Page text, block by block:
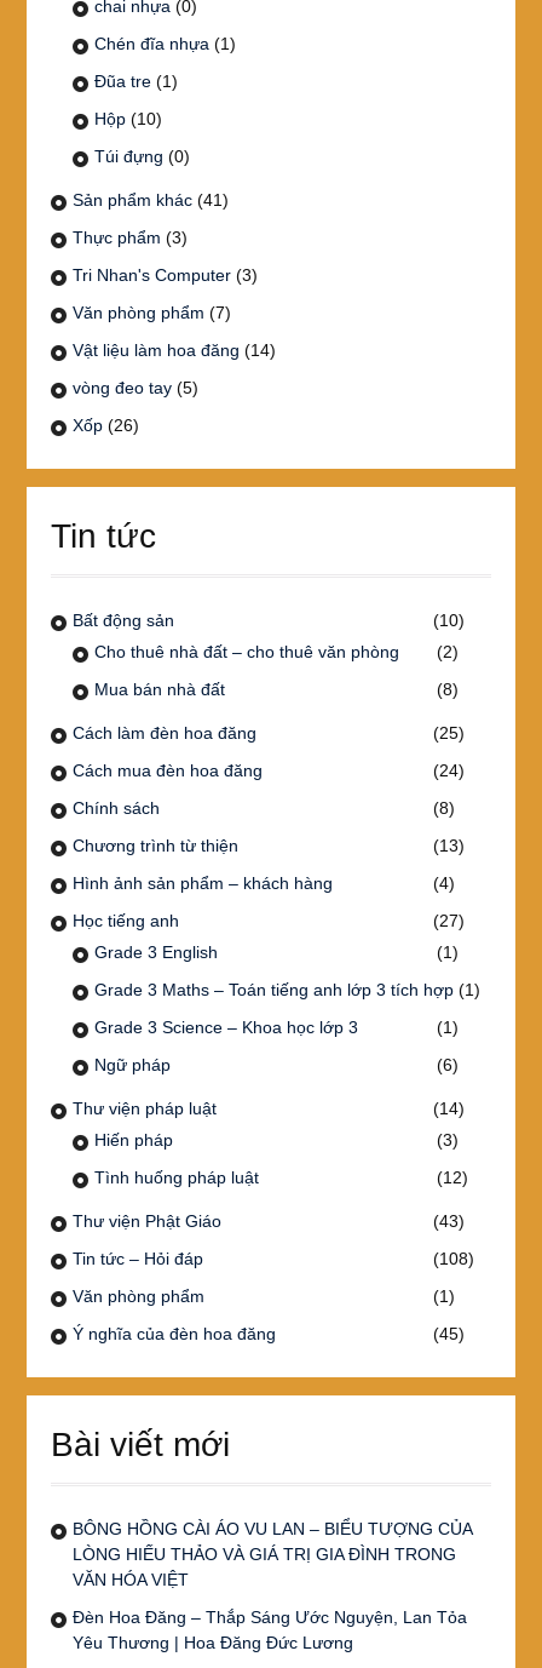
chai nhựa (0)
Chén đĩa nhựa (1)
Đũa tre (1)
Hộp (10)
Túi đựng (0)
Sản phẩm khác (41)
Thực phẩm (3)
Tri Nhan's Computer (3)
Văn phòng phẩm (7)
Vật liệu làm hoa đăng (14)
vòng đeo tay (5)
Xốp (26)
Tin tức
Bất động sản
(10)
Cho thuê nhà đất – cho thuê văn phòng
(2)
Mua bán nhà đất
(8)
Cách làm đèn hoa đăng
(25)
Cách mua đèn hoa đăng
(24)
Chính sách
(8)
Chương trình từ thiện
(13)
Hình ảnh sản phẩm – khách hàng
(4)
Học tiếng anh
(27)
Grade 3 English
(1)
Grade 3 Maths – Toán tiếng anh lớp 3 tích hợp(1)
Grade 3 Science – Khoa học lớp 3
(1)
Ngữ pháp
(6)
Thư viện pháp luật
(14)
Hiến pháp
(3)
Tình huống pháp luật
(12)
Thư viện Phật Giáo
(43)
Tin tức – Hỏi đáp
(108)
Văn phòng phẩm
(1)
Ý nghĩa của đèn hoa đăng
(45)
Bài viết mới
BÔNG HỒNG CÀI ÁO VU LAN – BIỂU TƯỢNG CỦA
LÒNG HIẾU THẢO VÀ GIÁ TRỊ GIA ĐÌNH TRONG
VĂN HÓA VIỆT
Đèn Hoa Đăng – Thắp Sáng Ước Nguyện, Lan Tỏa
Yêu Thương | Hoa Đăng Đức Lương